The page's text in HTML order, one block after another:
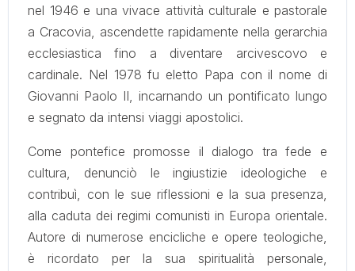
nel 1946 e una vivace attività culturale e pastorale
a Cracovia, ascendette rapidamente nella gerarchia
ecclesiastica fino a diventare arcivescovo e
cardinale. Nel 1978 fu eletto Papa con il nome di
Giovanni Paolo II, incarnando un pontificato lungo
e segnato da intensi viaggi apostolici.
Come pontefice promosse il dialogo tra fede e
cultura, denunciò le ingiustizie ideologiche e
contribuì, con le sue riflessioni e la sua presenza,
alla caduta dei regimi comunisti in Europa orientale.
Autore di numerose encicliche e opere teologiche,
è ricordato per la sua spiritualità personale,